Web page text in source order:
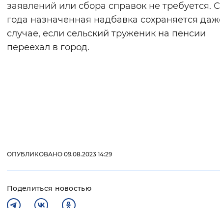
заявлений или сбора справок не требуется.
года назначенная надбавка сохраняется
случае, если сельский труженик на пенсии
переехал в город.
ОПУБЛИКОВАНО 09.08.2023 14:29
Поделиться новостью